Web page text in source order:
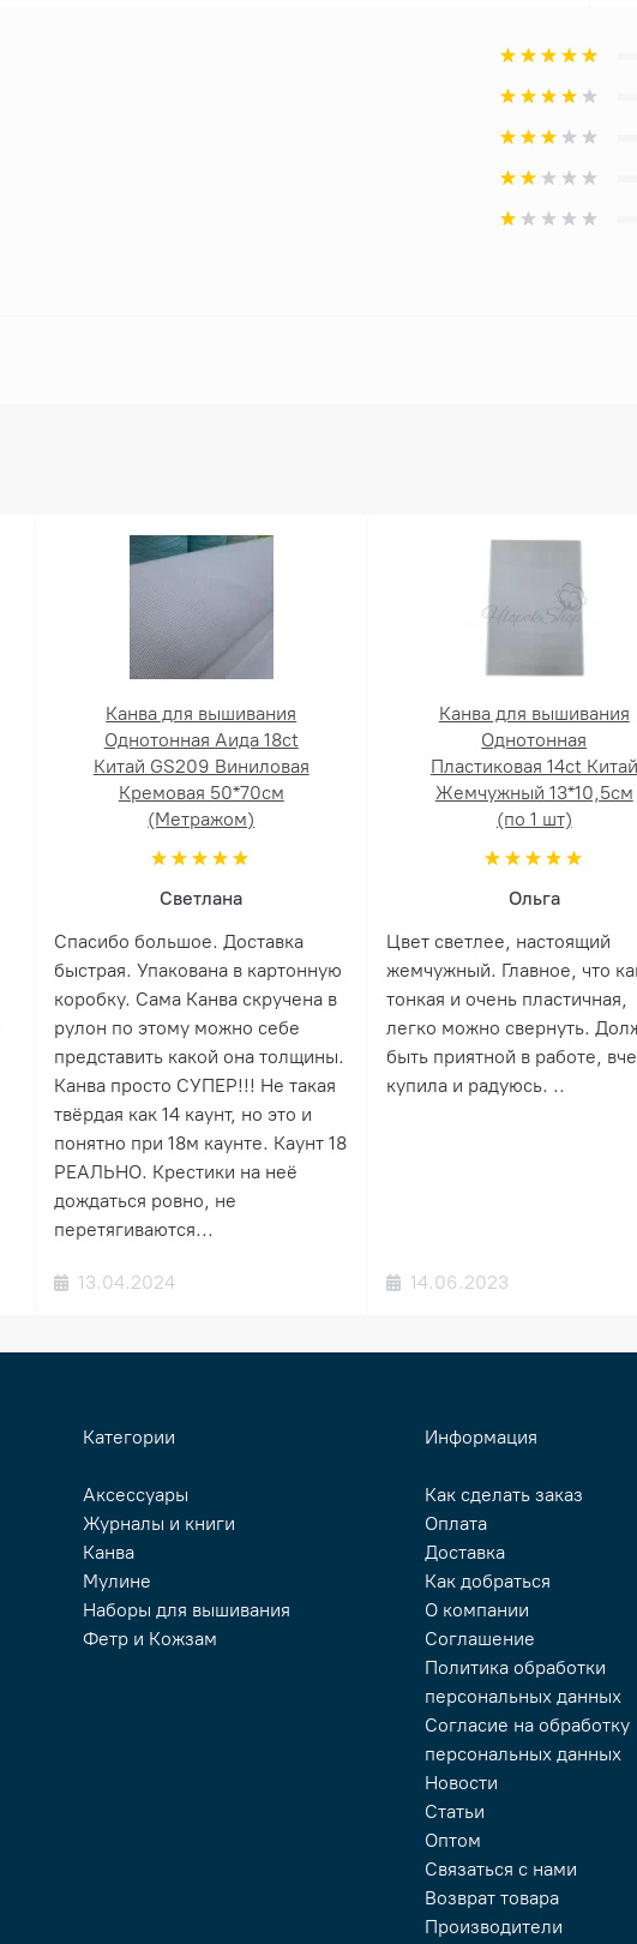
Канва для вышивания
Однотонная Аида 18ct
Китай GS209 Виниловая
Кремовая 50*70см
(Метражом)
Светлана
Спасибо большое. Доставка
быстрая. Упакована в картонную
коробку. Сама Канва скручена в
рулон по этому можно себе
представить какой она толщины.
Канва просто СУПЕР!!! Не такая
твёрдая как 14 каунт, но это и
понятно при 18м каунте. Каунт 18
РЕАЛЬНО. Крестики на неё
дождаться ровно, не
перетягиваются...
13.04.2024
Канва для вышивания
Однотонная
Пластиковая 14ct Китай
Жемчужный 13*10,5см
(по 1 шт)
Ольга
Цвет светлее, настоящий
жемчужный. Главное, что
тонкая и очень пластичная,
легко можно свернуть.
быть приятной в работе,
купила и радуюсь. ..
14.06.2023
Категории
Аксессуары
Журналы и книги
Канва
Мулине
Наборы для вышивания
Фетр и Кожзам
Информация
Как сделать заказ
Оплата
Доставка
Как добраться
О компании
Соглашение
Политика обработки
персональных данных
Согласие на обработку
персональных данных
Новости
Статьи
Оптом
Связаться с нами
Возврат товара
Производители